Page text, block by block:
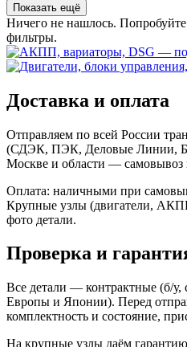
Показать ещё
Ничего не нашлось.
фильтры.
Доставка и оплата
Отправляем по всей России
(СДЭК, ПЭК, Деловые Линии,
Москве и области — самовывоз
Оплата: наличными при
Крупные узлы (двигатели,
фото детали.
Проверка и
Все детали — контрактные (б/у,
Европы и Японии). Перед
комплектность и состояние,
На крупные узлы даём